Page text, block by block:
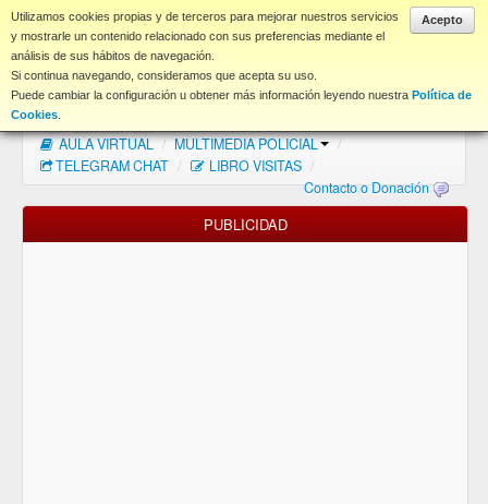
Acepto
Utilizamos cookies propias y de terceros para mejorar nuestros servicios
y mostrarle un contenido relacionado con sus preferencias mediante el
análisis de sus hábitos de navegación.
Si continua navegando, consideramos que acepta su uso.
Puede cambiar la configuración u obtener más información leyendo nuestra Política de
Cookies
www.coet.es
Portal
Índice Foros
FAQ
Descargas
AULA VIRTUAL / MULTIMEDIA POLICIAL
/
TELEGRAM CHAT / LIBRO VISITAS /
Contacto o Donación
PUBLICIDAD